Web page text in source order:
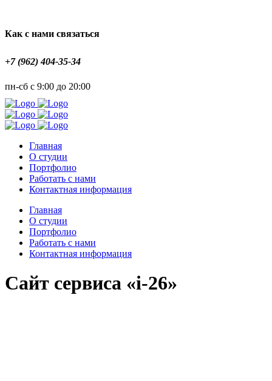
Как с нами связаться
+7 (962) 404-35-34
пн-сб с 9:00 до 20:00
Главная
О студии
Портфолио
Работать с нами
Контактная информация
Главная
О студии
Портфолио
Работать с нами
Контактная информация
Сайт сервиса «i-26»